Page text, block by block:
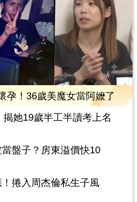
孕！36歲美魔女當阿嬤了
她19歲半工半讀考上名
盤子？房東溢價快10
捲入周杰倫私生子風